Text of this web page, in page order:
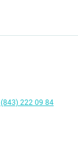
(843) 222 09 84